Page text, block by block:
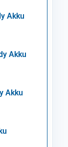
Akku
Akku
Akku